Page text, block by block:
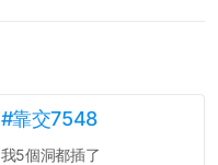
#靠交7548
我5個洞都插了